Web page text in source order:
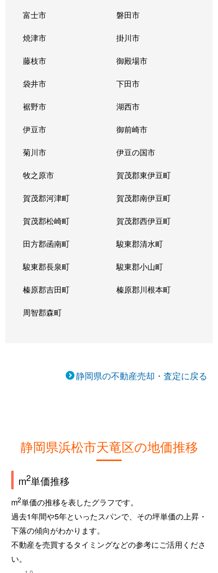
富士市 磐田市
焼津市 掛川市
藤枝市 御殿場市
袋井市 下田市
裾野市 湖西市
伊豆市 御前崎市
菊川市 伊豆の国市
牧之原市 賀茂郡東伊豆町
賀茂郡河津町 賀茂郡南伊豆町
賀茂郡松崎町 賀茂郡西伊豆町
田方郡函南町 駿東郡清水町
駿東郡長泉町 駿東郡小山町
榛原郡吉田町 榛原郡川根本町
周智郡森町
静岡県の不動産売却・査定に戻る
静岡県浜松市天竜区の地価推移
m2単価推移
m2単価の推移を表したグラフです。
過去1年間や5年といったスパンで、その坪単価の上昇・
下落の傾向がわかります。
不動産を売買するタイミングなどの参考にご活用くださ
い。